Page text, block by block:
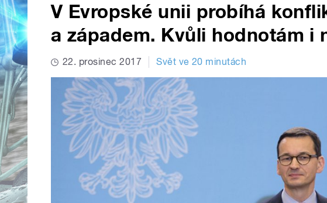
V Evropské unii probíhá
a západem. Kvůli hodnotám i
22. prosinec 2017 Svět ve 20 minutách